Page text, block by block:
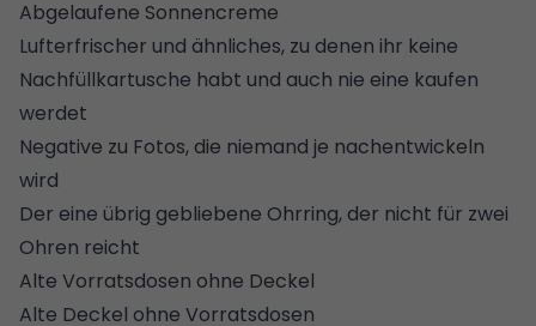
Abgelaufene Sonnencreme
Lufterfrischer und ähnliches, zu denen ihr keine
Nachfüllkartusche habt und auch nie eine kaufen
werdet
Negative zu Fotos, die niemand je nachentwickeln
wird
Der eine übrig gebliebene Ohrring, der nicht für zwei
Ohren reicht
Alte Vorratsdosen ohne Deckel
Alte Deckel ohne Vorratsdosen